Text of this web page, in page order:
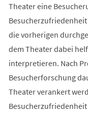
Theater eine
die vorherigen
dem Theater dabei
interpretieren. Nach
Besucherforschung
Theater verankert